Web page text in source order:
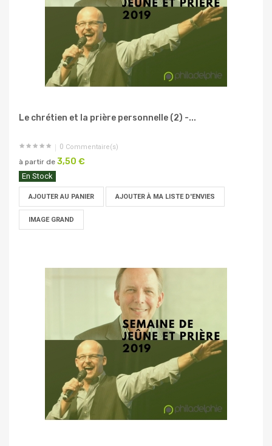
Le chrétien et la prière personnelle (2) -...
0 Commentaire(s)
à partir de 3,50 €
En Stock
AJOUTER AU PANIER AJOUTER À MA LISTE D'ENVIES
IMAGE GRAND